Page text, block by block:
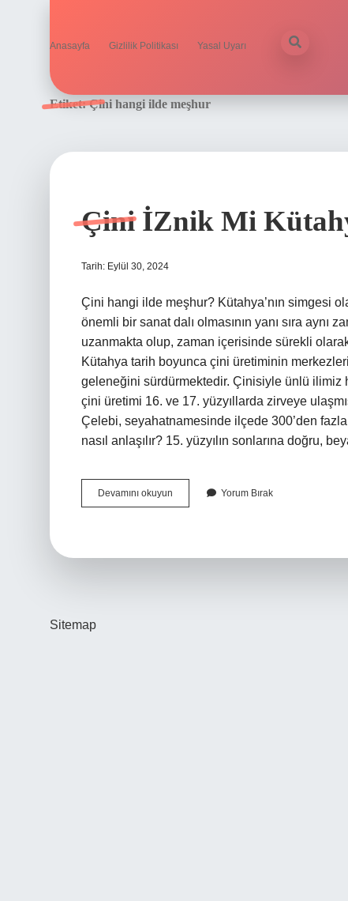
Anasayfa Gizlilik Politikası Yasal Uyarı
Etiket:Çini hangi ilde meşhur
Çini İZnik Mi
Tarih: Eylül 30, 2024
Çini hangi ilde meşhur? Kütahya’nın simgesi
önemli bir sanat dalı olmasının yanı sıra aynı
uzanmakta olup, zaman içerisinde sürekli
Kütahya tarih boyunca çini üretiminin
geleneğini sürdürmektedir. Çinisiyle ünlü ilimiz
çini üretimi 16. ve 17. yüzyıllarda zirveye
Çelebi, seyahatnamesinde ilçede 300’den
nasıl anlaşılır? 15. yüzyılın sonlarına doğru,
Devamını okuyun
İZnik
Yorum Bırak
Sitemap